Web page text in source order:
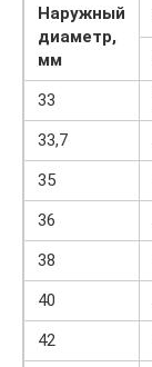
Наружный
диаметр,
мм
33
33,7
35
36
38
40
42